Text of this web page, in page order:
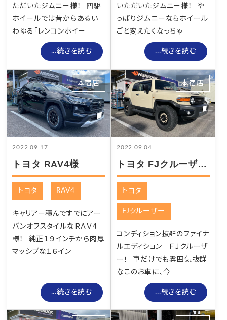
ただいたジムニー様！ 四駆
ホイールでは昔からあるい
わゆる「レンコンホイー
...続きを読む
いただいたジムニー様！ や
っぱりジムニーならホイール
ごと変えたくなっちゃ
...続きを読む
2022.09.17
トヨタ RAV4様
本宿店
トヨタ RAV4
キャリアー積んですでにアー
バンオフスタイルなＲＡＶ４
様！ 純正１９インチから肉厚
マッシブな１６イン
...続きを読む
2022.09.04
トヨタ FJクルーザー様
本宿店
トヨタ
FJクルーザー
コンディション抜群のファイナ
ルエディション ＦＪクルーザ
ー！ 車だけでも雰囲気抜群
なこのお車に、今
...続きを読む